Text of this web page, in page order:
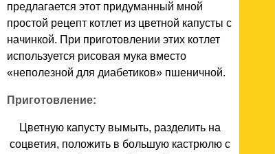
предлагается этот придуманный мной
простой рецепт котлет из цветной капусты с
начинкой. При приготовлении этих котлет
используется рисовая мука вместо
«неполезной для диабетиков» пшеничной.
Приготовление:
Цветную капусту вымыть, разделить на
соцветия, положить в большую кастрюлю с